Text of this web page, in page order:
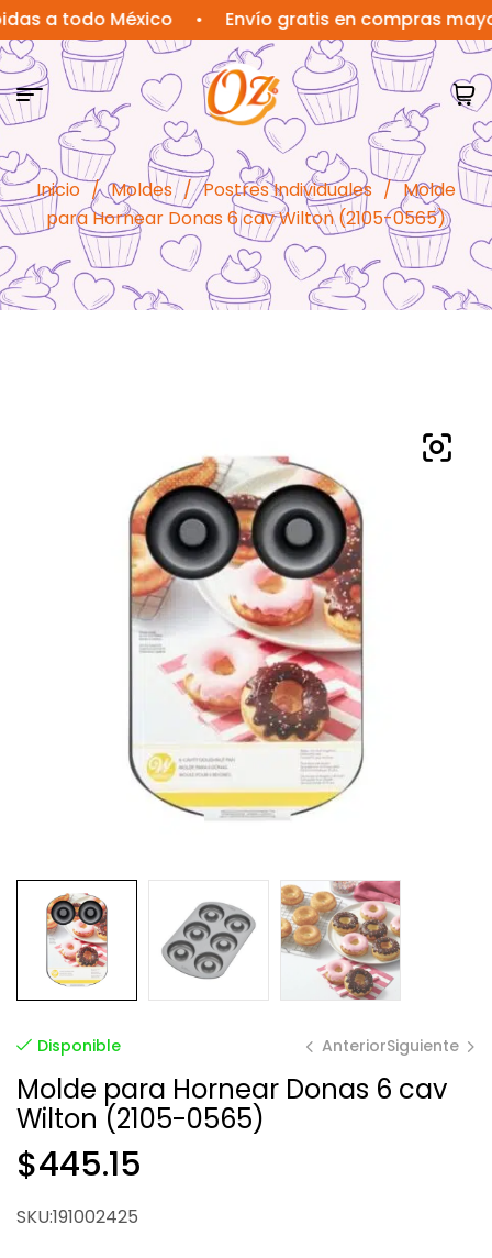
todo México • Envío gratis en compras mayores a
Inicio / Moldes / Postres Individuales / Molde
para Hornear Donas 6 cav Wilton (2105-0565)
Disponible AnteriorSiguiente
Molde para Hornear Donas 6 cav
Wilton (2105-0565)
$445.15
SKU:191002425